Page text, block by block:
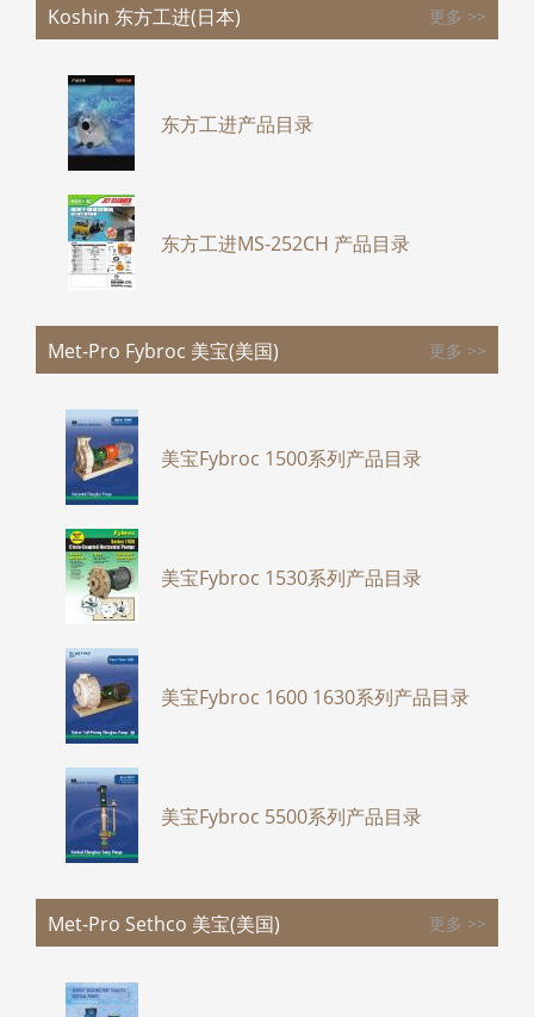
Koshin 东方工进(日本) 更多 >>
东方工进产品目录
东方工进MS-252CH 产品目录
Met-Pro Fybroc 美宝(美国) 更多 >>
美宝Fybroc 1500系列产品目录
美宝Fybroc 1530系列产品目录
美宝Fybroc 1600 1630系列产品目录
美宝Fybroc 5500系列产品目录
Met-Pro Sethco 美宝(美国) 更多 >>